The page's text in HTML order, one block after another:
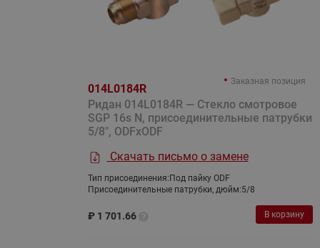
014L0184R
Ридан 014L0184R — Cтекло cмотровое
SGP 16s N, присоединительные патрубки
5/8", ODFxODF
Скачать письмо о замене
Тип присоединения: Под пайку ODF
Присоединительные патрубки, дюйм:5/8
₽ 1 701.66
Заказная позиция
В корзину